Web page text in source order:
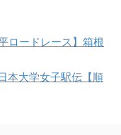
ロードレース】箱根
本大学女子駅伝【順